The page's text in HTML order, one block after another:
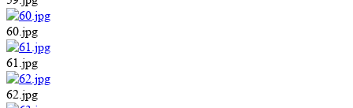
60.jpg
61.jpg
62.jpg